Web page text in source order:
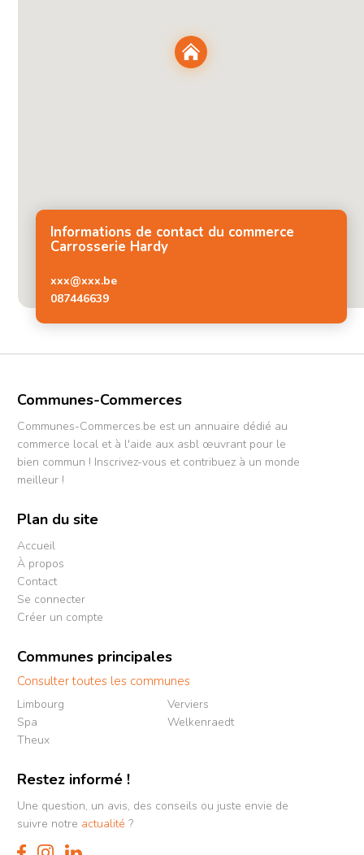
Informations de contact du commerce
Carrosserie Hardy
xxx@xxx.be
087446639
Communes-Commerces
Communes-Commerces.be est un annuaire dédié au
commerce local et à l'aide aux asbl œuvrant pour le
bien commun ! Inscrivez-vous et contribuez à un monde
meilleur !
Plan du site
Accueil
À propos
Contact
Se connecter
Créer un compte
Communes principales
Consulter toutes les communes
Limbourg
Spa
Theux
Verviers
Welkenraedt
Restez informé !
Une question, un avis, des conseils ou juste envie de
suivre notre actualité ?